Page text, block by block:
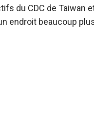
du CDC de Taiwan
endroit beaucoup